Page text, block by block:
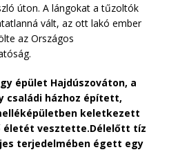
úton. A lángokat a tűzoltók
vált, az ott lakó ember
az Országos
épület Hajdúszováton, a
családi házhoz épített,
keletkezett
életét vesztette.Délelőtt tíz
terjedelmében égett egy